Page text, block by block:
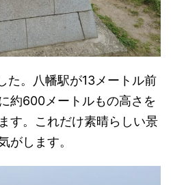
た。八幡駅が13メートル前
約600メートルもの高さを
す。これだけ素晴らしい景
がします。